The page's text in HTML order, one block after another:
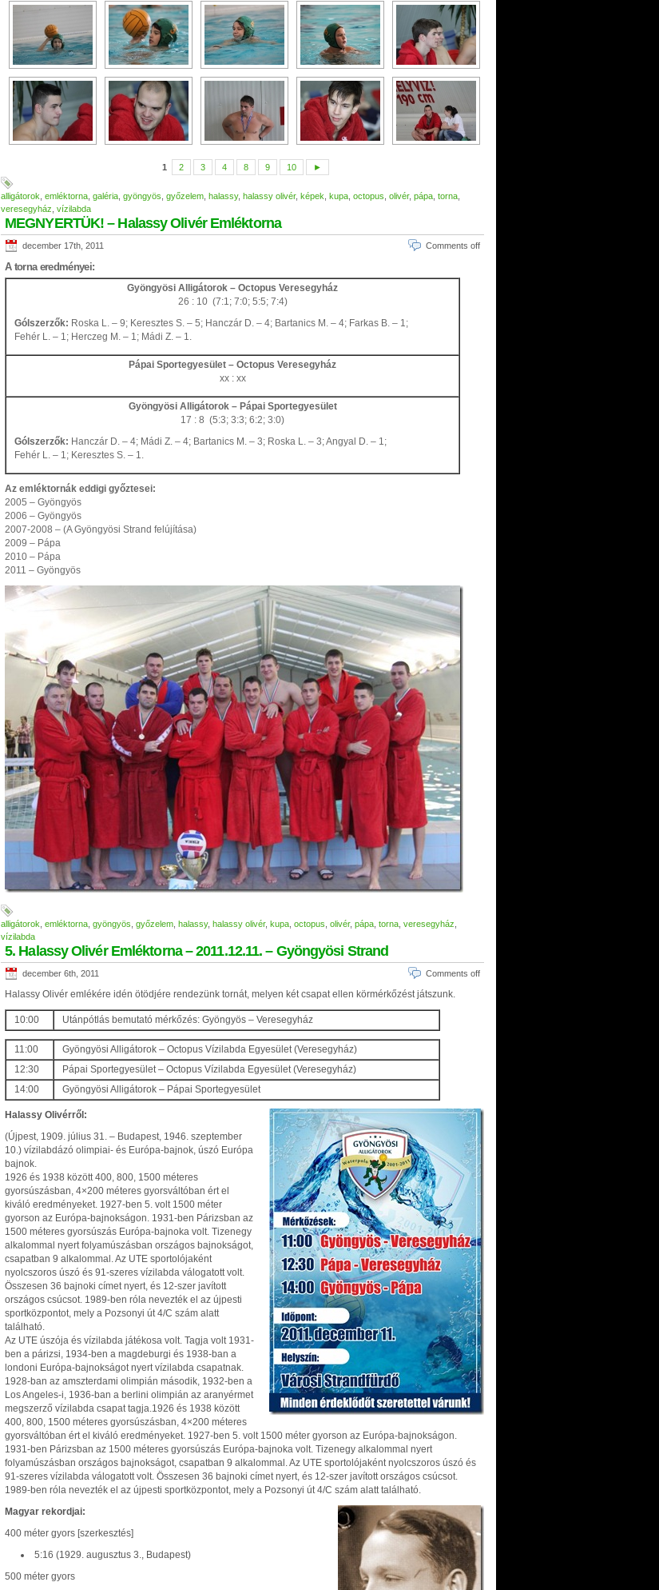
1 2 3 4 8 9 10 ►
alligátorok emléktorna galéria gyöngyös győzelem halassy, halassy olivér, képek kupa octopus olivér, pápa torna
veresegyház vízilabda
MEGNYERTÜK! – Halassy Olivér Emléktorna
december 17th, 2011 Comments off
A torna eredményei:
Gyöngyösi Alligátorok – Octopus Veresegyház
26 : 10 (7:1; 7:0; 5:5; 7:4)
Gólszerzők: Roska L. – 9; Keresztes S. – 5; Hanczár D. – 4; Bartanics M. – 4; Farkas B. – 1;
Fehér L. – 1; Herczeg M. – 1; Mádi Z. – 1.
Pápai Sportegyesület – Octopus Veresegyház
xx : xx
Gyöngyösi Alligátorok – Pápai Sportegyesület
17 : 8 (5:3; 3:3; 6:2; 3:0)
Gólszerzők: Hanczár D. – 4; Mádi Z. – 4; Bartanics M. – 3; Roska L. – 3; Angyal D. – 1;
Fehér L. – 1; Keresztes S. – 1.
Az emléktornák eddigi győztesei:
2005 – Gyöngyös
2006 – Gyöngyös
2007-2008 – (A Gyöngyösi Strand felújítása)
2009 – Pápa
2010 – Pápa
2011 – Gyöngyös
alligátorok emléktorna gyöngyös győzelem halassy, halassy olivér, kupa octopus olivér, pápa torna veresegyház
vízilabda
5. Halassy Olivér Emléktorna – 2011.12.11. – Gyöngyösi Strand
december 6th, 2011 Comments off
Halassy Olivér emlékére idén ötödjére rendezünk tornát, melyen két csapat ellen körmérkőzést játszunk.
10:00 Utánpótlás bemutató mérkőzés: Gyöngyös – Veresegyház
11:00
Gyöngyösi Alligátorok – Octopus Vízilabda Egyesület (Veresegyház)
12:30
Pápai Sportegyesület – Octopus Vízilabda Egyesület (Veresegyház)
14:00
Gyöngyösi Alligátorok – Pápai Sportegyesület
Halassy Olivérről:
(Újpest, 1909. július 31. – Budapest, 1946. szeptember
10.) vízilabdázó olimpiai- és Európa-bajnok, úszó Európa
bajnok.
1926 és 1938 között 400, 800, 1500 méteres
gyorsúszásban, 4×200 méteres gyorsváltóban ért el
kiváló eredményeket. 1927-ben 5. volt 1500 méter
gyorson az Európa-bajnokságon. 1931-ben Párizsban az
1500 méteres gyorsúszás Európa-bajnoka volt. Tizenegy
alkalommal nyert folyamúszásban országos bajnokságot,
csapatban 9 alkalommal. Az UTE sportolójaként
nyolcszoros úszó és 91-szeres vízilabda válogatott volt.
Összesen 36 bajnoki címet nyert, és 12-szer javított
országos csúcsot. 1989-ben róla nevezték el az újpesti
sportközpontot, mely a Pozsonyi út 4/C szám alatt
található.
Az UTE úszója és vízilabda játékosa volt. Tagja volt 1931-
ben a párizsi, 1934-ben a magdeburgi és 1938-ban a
londoni Európa-bajnokságot nyert vízilabda csapatnak.
1928-ban az amszterdami olimpián második, 1932-ben a
Los Angeles-i, 1936-ban a berlini olimpián az aranyérmet
megszerző vízilabda csapat tagja.1926 és 1938 között
400, 800, 1500 méteres gyorsúszásban, 4×200 méteres
gyorsváltóban ért el kiváló eredményeket. 1927-ben 5. volt 1500 méter gyorson az Európa-bajnokságon.
1931-ben Párizsban az 1500 méteres gyorsúszás Európa-bajnoka volt. Tizenegy alkalommal nyert
folyamúszásban országos bajnokságot, csapatban 9 alkalommal. Az UTE sportolójaként nyolcszoros úszó és
91-szeres vízilabda válogatott volt. Összesen 36 bajnoki címet nyert, és 12-szer javított országos csúcsot.
1989-ben róla nevezték el az újpesti sportközpontot, mely a Pozsonyi út 4/C szám alatt található.
Magyar rekordjai:
400 méter gyors [szerkesztés]
5:16 (1929. augusztus 3., Budapest)
500 méter gyors